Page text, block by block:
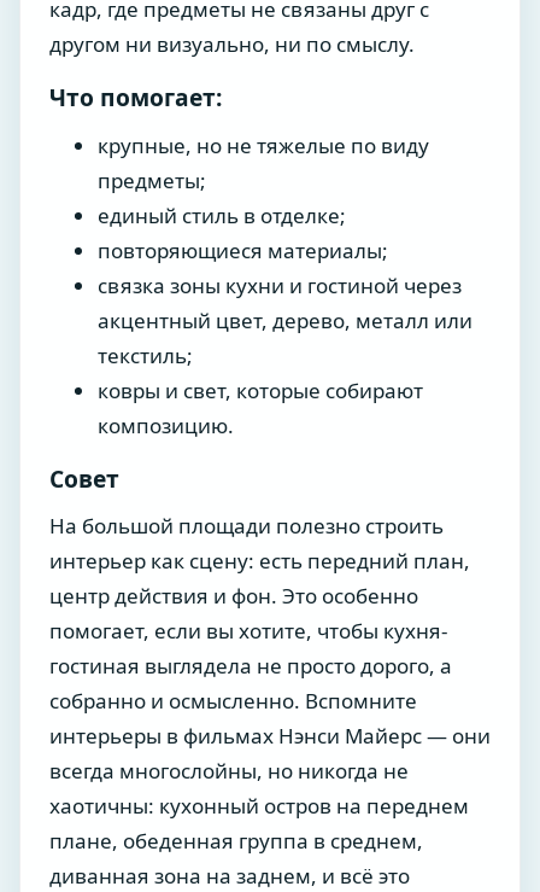
кадр, где предметы не связаны друг с
другом ни визуально, ни по смыслу.
Что помогает:
крупные, но не тяжелые по виду
предметы;
единый стиль в отделке;
повторяющиеся материалы;
связка зоны кухни и гостиной через
акцентный цвет, дерево, металл или
текстиль;
ковры и свет, которые собирают
композицию.
Совет
На большой площади полезно строить
интерьер как сцену: есть передний план,
центр действия и фон. Это особенно
помогает, если вы хотите, чтобы кухня-
гостиная выглядела не просто дорого, а
собранно и осмысленно. Вспомните
интерьеры в фильмах Нэнси Майерс — они
всегда многослойны, но никогда не
хаотичны: кухонный остров на переднем
плане, обеденная группа в среднем,
диванная зона на заднем, и всё это